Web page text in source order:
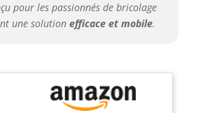
propriétaires ou
locataires, souhaitant
station de sciage
portable se range
facilement pour
pour les passionnés de bricolage
une solution efficace et mobile.